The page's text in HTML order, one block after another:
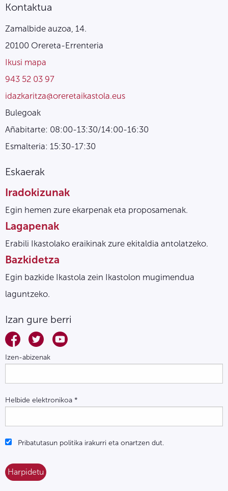
Kontaktua
Zamalbide auzoa, 14.
20100 Orereta-Errenteria
Ikusi mapa
943 52 03 97
idazkaritza@oreretaikastola.eus
Bulegoak
Añabitarte: 08:00-13:30/14:00-16:30
Esmalteria: 15:30-17:30
Eskaerak
Iradokizunak
Egin hemen zure ekarpenak eta proposamenak.
Lagapenak
Erabili Ikastolako eraikinak zure ekitaldia antolatzeko.
Bazkidetza
Egin bazkide Ikastola zein Ikastolon mugimendua
laguntzeko.
Izan gure berri
Izen-abizenak
Helbide elektronikoa *
Pribatutasun politika irakurri eta onartzen dut.